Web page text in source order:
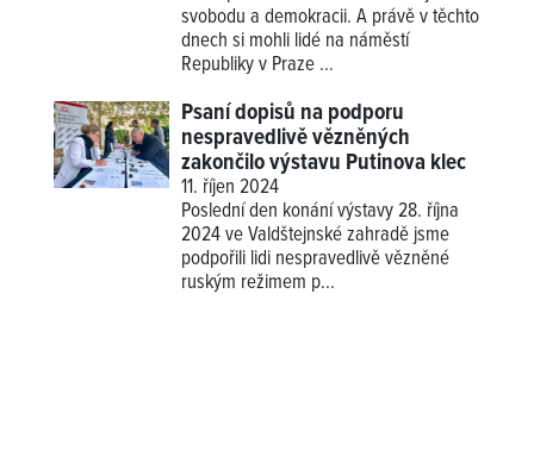
svobodu a demokracii. A právě v těchto
dnech si mohli lidé na náměstí
Republiky v Praze ...
Psaní dopisů na podporu
nespravedlivě vězněných
zakončilo výstavu Putinova klec
11. říjen 2024
Poslední den konání výstavy 28. října
2024 ve Valdštejnské zahradě jsme
podpořili lidi nespravedlivě vězněné
ruským režimem p...